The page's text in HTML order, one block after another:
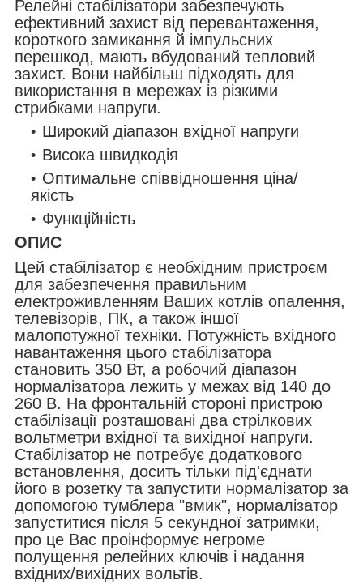
Релейні стабілізатори забезпечують
ефективний захист від перевантаження,
короткого замикання й імпульсних
перешкод, мають вбудований тепловий
захист. Вони найбільш підходять для
використання в мережах із різкими
стрибками напруги.
Широкий діапазон вхідної напруги
Висока швидкодія
Оптимальне співвідношення ціна/
якість
Функційність
ОПИС
Цей стабілізатор є необхідним пристроєм
для забезпечення правильним
електроживленням Ваших котлів опалення,
телевізорів, ПК, а також іншої
малопотужної техніки. Потужність вхідного
навантаження цього стабілізатора
становить 350 Вт, а робочий діапазон
нормалізатора лежить у межах від 140 до
260 В. На фронтальній стороні пристрою
стабілізації розташовані два стрілкових
вольтметри вхідної та вихідної напруги.
Стабілізатор не потребує додаткового
встановлення, досить тільки під'єднати
його в розетку та запустити нормалізатор за
допомогою тумблера "вмик", нормалізатор
запуститися після 5 секундної затримки,
про це Вас проінформує негроме
полущення релейних ключів і надання
вхідних/вихідних вольтів.